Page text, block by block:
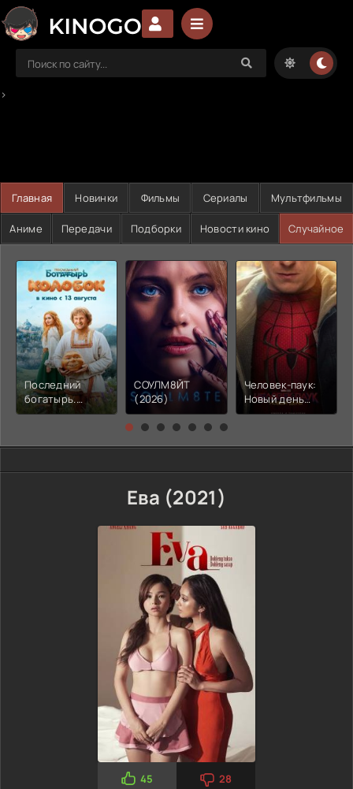
>
Главная Новинки Фильмы Сериалы Мультфильмы
Аниме Передачи Подборки Новости кино Случайное
Последний
богатырь.
Колобок (2026)
СОУЛМ8ЙТ
(2026)
Человек-паук:
Новый день
(2026)
Ева (2021)
45 28